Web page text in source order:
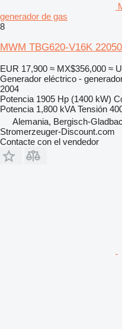
generador de gas
8
MWM TBG620-V16K
EUR 17,900 ≈ MX$356,000 ≈
Generador eléctrico -
2004
Potencia 1905 Hp (1400 kW)
Potencia 1,800 kVA Tensión
Alemania, Bergisch-
Stromerzeuger-Discount.com
Contacte con el vendedor